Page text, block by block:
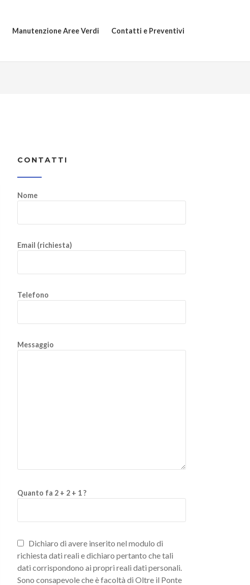
Manutenzione Aree Verdi Contatti e Preventivi
CONTATTI
Nome
Email (richiesta)
Telefono
Messaggio
Quanto fa 2 + 2 + 1 ?
Dichiaro di avere inserito nel modulo di
richiesta dati reali e dichiaro pertanto che tali
dati corrispondono ai propri reali dati personali.
Sono consapevole che è facoltà di Oltre il Ponte